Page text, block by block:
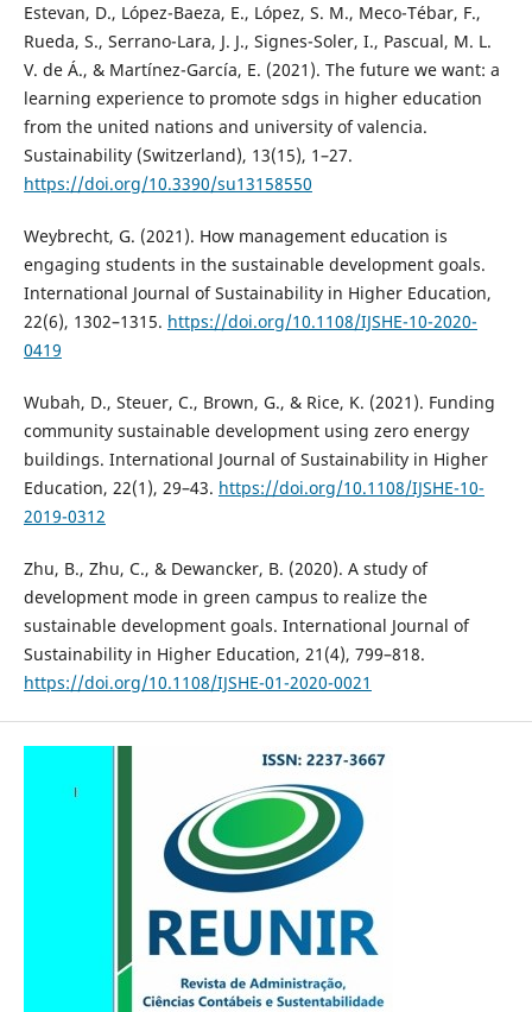
Estevan, D., López-Baeza, E., López, S. M., Meco-Tébar, F.,
Rueda, S., Serrano-Lara, J. J., Signes-Soler, I., Pascual, M. L.
V. de Á., & Martínez-García, E. (2021). The future we want: a
learning experience to promote sdgs in higher education
from the united nations and university of valencia.
Sustainability (Switzerland), 13(15), 1–27.
https://doi.org/10.3390/su13158550
Weybrecht, G. (2021). How management education is
engaging students in the sustainable development goals.
International Journal of Sustainability in Higher Education,
22(6), 1302–1315. https://doi.org/10.1108/IJSHE-10-2020-
0419
Wubah, D., Steuer, C., Brown, G., & Rice, K. (2021). Funding
community sustainable development using zero energy
buildings. International Journal of Sustainability in Higher
Education, 22(1), 29–43. https://doi.org/10.1108/IJSHE-10-
2019-0312
Zhu, B., Zhu, C., & Dewancker, B. (2020). A study of
development mode in green campus to realize the
sustainable development goals. International Journal of
Sustainability in Higher Education, 21(4), 799–818.
https://doi.org/10.1108/IJSHE-01-2020-0021